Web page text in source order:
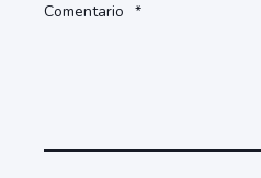
Comentario *